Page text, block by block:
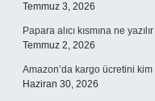
Temmuz 3, 2026
Papara alıcı kısmına ne
Temmuz 2, 2026
Amazon’da kargo ücretini
Haziran 30, 2026